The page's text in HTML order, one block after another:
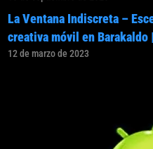
La Ventana Indiscreta –
creativa móvil en Barakaldo
12 de marzo de 2023